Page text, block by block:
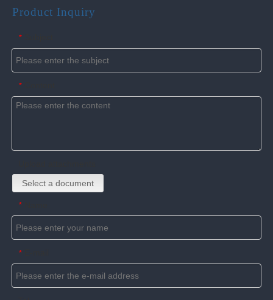
Product Inquiry
*
*
Select a document
*
*